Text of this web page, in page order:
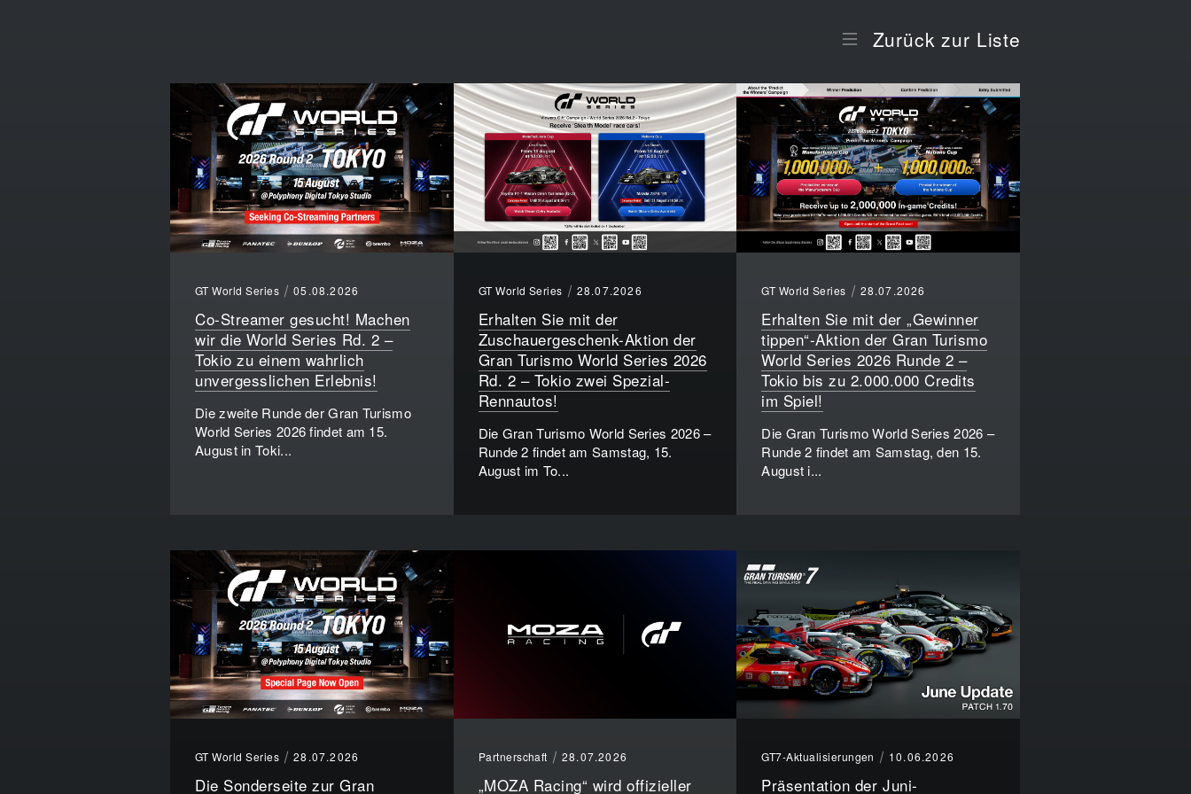
Zurück zur Liste
GT World Series 05.08.2026
Co-Streamer gesucht! Machen
wir die World Series Rd. 2 –
Tokio zu einem wahrlich
unvergesslichen Erlebnis!
Die zweite Runde der Gran Turismo
World Series 2026 findet am 15.
August in Toki...
GT World Series 28.07.2026
Erhalten Sie mit der
Zuschauergeschenk-Aktion der
Gran Turismo World Series 2026
Rd. 2 – Tokio zwei Spezial-
Rennautos!
Die Gran Turismo World Series 2026 –
Runde 2 findet am Samstag, 15.
August im To...
GT World Series 28.07.2026
Erhalten Sie mit der „Gewinner
tippen“-Aktion der Gran Turismo
World Series 2026 Runde 2 –
Tokio bis zu 2.000.000 Credits
im Spiel!
Die Gran Turismo World Series 2026 –
Runde 2 findet am Samstag, den 15.
August i...
GT World Series 28.07.2026
Die Sonderseite zur Gran
Partnerschaft 28.07.2026
„MOZA Racing“ wird offizieller
GT7-Aktualisierungen 10.06.2026
Präsentation der Juni-